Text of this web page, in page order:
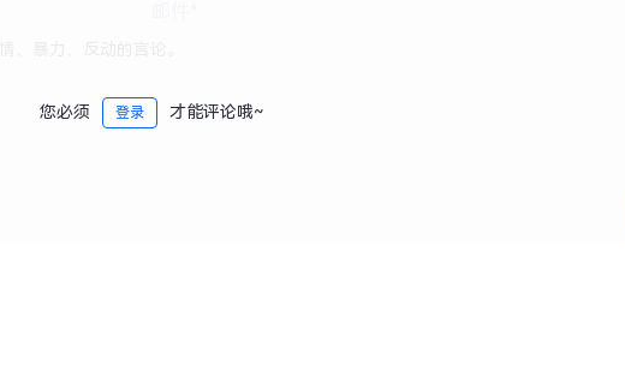
您必须 登录 才能评论哦~